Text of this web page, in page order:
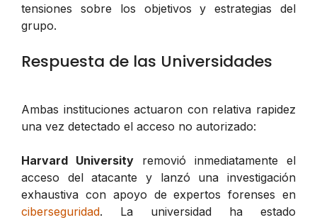
tensiones sobre los objetivos y estrategias del
grupo.
Respuesta de las Universidades
Ambas instituciones actuaron con relativa rapidez
una vez detectado el acceso no autorizado:
Harvard University removió inmediatamente el
acceso del atacante y lanzó una investigación
exhaustiva con apoyo de expertos forenses en
ciberseguridad. La universidad ha estado